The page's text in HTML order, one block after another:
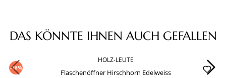
Produktgalerie überspringen
DAS KÖNNTE IHNEN AUCH GEFALLEN
-16%
HOLZ-LEUTE
Flaschenöffner Hirschhorn Edelweiss